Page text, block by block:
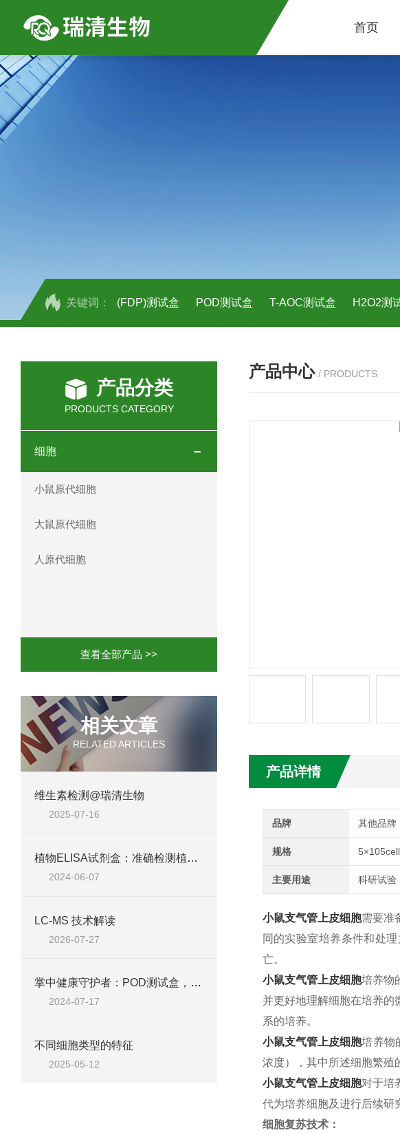
首页
关键词： (FDP)测试盒 POD测试盒 T-AOC测试盒 H2O2测
人全式钴氨素2(HTSB2)elisa试剂盒现货
人鞘脂(SPH)elisa试剂盒现货速发
人蓝氏贾第虫(GL)elisa试剂盒厂家直销
人髓系细胞触发受体-1(TREM-1)elisa试剂盒
产品分类
PRODUCTS CATEGORY
细胞
小鼠原代细胞
大鼠原代细胞
人原代细胞
查看全部产品 >>
相关文章
RELATED ARTICLES
维生素检测@瑞清生物
2025-07-16
植物ELISA试剂盒：准确检测植物激素与抗体
2024-06-07
LC-MS 技术解读
2026-07-27
掌中健康守护者：POD测试盒，开启家庭健康管理新篇章
2024-07-17
不同细胞类型的特征
2025-05-12
产品中心 / PRODUCTS
产品详情
品牌 其他品牌
规格
主要用途 科研试验
小鼠支气管上皮细胞需要准
同的实验室培养条件和处
亡。
小鼠支气管上皮细胞培养物
并更好地理解细胞在培养
系的培养。
小鼠支气管上皮细胞培养物
浓度），其中所述细胞繁殖
小鼠支气管上皮细胞对于培
代为培养细胞及进行后续研
细胞复苏技术：